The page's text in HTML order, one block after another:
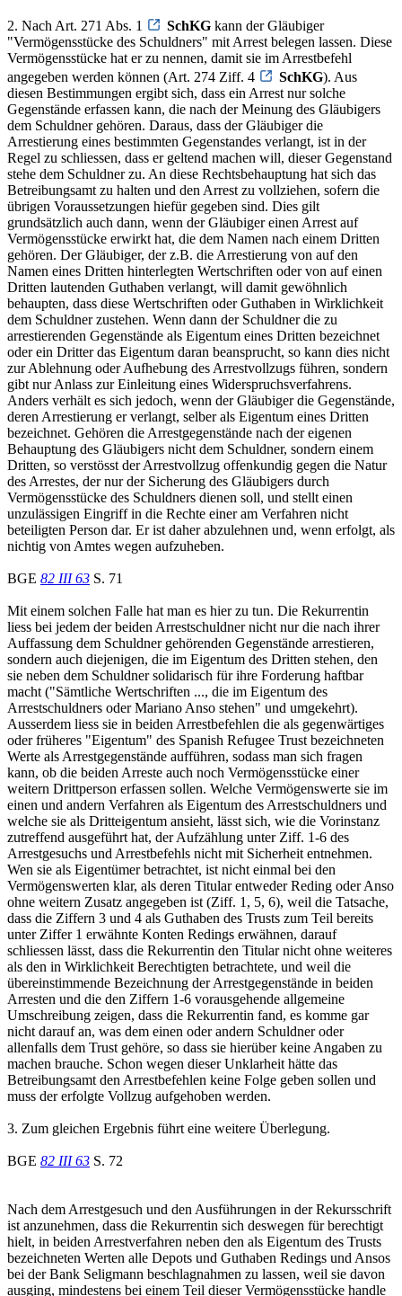
2. Nach Art. 271 Abs. 1 SchKG kann der Gläubiger
"Vermögensstücke des Schuldners" mit Arrest belegen lassen. Diese
Vermögensstücke hat er zu nennen, damit sie im Arrestbefehl
angegeben werden können (Art. 274 Ziff. 4
SchKG). Aus
diesen Bestimmungen ergibt sich, dass ein Arrest nur solche
Gegenstände erfassen kann, die nach der Meinung des Gläubigers
dem Schuldner gehören. Daraus, dass der Gläubiger die
Arrestierung eines bestimmten Gegenstandes verlangt, ist in der
Regel zu schliessen, dass er geltend machen will, dieser Gegenstand
stehe dem Schuldner zu. An diese Rechtsbehauptung hat sich das
Betreibungsamt zu halten und den Arrest zu vollziehen, sofern die
übrigen Voraussetzungen hiefür gegeben sind. Dies gilt
grundsätzlich auch dann, wenn der Gläubiger einen Arrest auf
Vermögensstücke erwirkt hat, die dem Namen nach einem Dritten
gehören. Der Gläubiger, der z.B. die Arrestierung von auf den
Namen eines Dritten hinterlegten Wertschriften oder von auf einen
Dritten lautenden Guthaben verlangt, will damit gewöhnlich
behaupten, dass diese Wertschriften oder Guthaben in Wirklichkeit
dem Schuldner zustehen. Wenn dann der Schuldner die zu
arrestierenden Gegenstände als Eigentum eines Dritten bezeichnet
oder ein Dritter das Eigentum daran beansprucht, so kann dies nicht
zur Ablehnung oder Aufhebung des Arrestvollzugs führen, sondern
gibt nur Anlass zur Einleitung eines Widerspruchsverfahrens.
Anders verhält es sich jedoch, wenn der Gläubiger die Gegenstände,
deren Arrestierung er verlangt, selber als Eigentum eines Dritten
bezeichnet. Gehören die Arrestgegenstände nach der eigenen
Behauptung des Gläubigers nicht dem Schuldner, sondern einem
Dritten, so verstösst der Arrestvollzug offenkundig gegen die Natur
des Arrestes, der nur der Sicherung des Gläubigers durch
Vermögensstücke des Schuldners dienen soll, und stellt einen
unzulässigen Eingriff in die Rechte einer am Verfahren nicht
beteiligten Person dar. Er ist daher abzulehnen und, wenn erfolgt, als
nichtig von Amtes wegen aufzuheben.
BGE 82 III 63 S. 71
Mit einem solchen Falle hat man es hier zu tun. Die Rekurrentin
liess bei jedem der beiden Arrestschuldner nicht nur die nach ihrer
Auffassung dem Schuldner gehörenden Gegenstände arrestieren,
sondern auch diejenigen, die im Eigentum des Dritten stehen, den
sie neben dem Schuldner solidarisch für ihre Forderung haftbar
macht ("Sämtliche Wertschriften ..., die im Eigentum des
Arrestschuldners oder Mariano Anso stehen" und umgekehrt).
Ausserdem liess sie in beiden Arrestbefehlen die als gegenwärtiges
oder früheres "Eigentum" des Spanish Refugee Trust bezeichneten
Werte als Arrestgegenstände aufführen, sodass man sich fragen
kann, ob die beiden Arreste auch noch Vermögensstücke einer
weitern Drittperson erfassen sollen. Welche Vermögenswerte sie im
einen und andern Verfahren als Eigentum des Arrestschuldners und
welche sie als Dritteigentum ansieht, lässt sich, wie die Vorinstanz
zutreffend ausgeführt hat, der Aufzählung unter Ziff. 1-6 des
Arrestgesuchs und Arrestbefehls nicht mit Sicherheit entnehmen.
Wen sie als Eigentümer betrachtet, ist nicht einmal bei den
Vermögenswerten klar, als deren Titular entweder Reding oder Anso
ohne weitern Zusatz angegeben ist (Ziff. 1, 5, 6), weil die Tatsache,
dass die Ziffern 3 und 4 als Guthaben des Trusts zum Teil bereits
unter Ziffer 1 erwähnte Konten Redings erwähnen, darauf
schliessen lässt, dass die Rekurrentin den Titular nicht ohne weiteres
als den in Wirklichkeit Berechtigten betrachtete, und weil die
übereinstimmende Bezeichnung der Arrestgegenstände in beiden
Arresten und die den Ziffern 1-6 vorausgehende allgemeine
Umschreibung zeigen, dass die Rekurrentin fand, es komme gar
nicht darauf an, was dem einen oder andern Schuldner oder
allenfalls dem Trust gehöre, so dass sie hierüber keine Angaben zu
machen brauche. Schon wegen dieser Unklarheit hätte das
Betreibungsamt den Arrestbefehlen keine Folge geben sollen und
muss der erfolgte Vollzug aufgehoben werden.
3. Zum gleichen Ergebnis führt eine weitere Überlegung.
BGE 82 III 63 S. 72
Nach dem Arrestgesuch und den Ausführungen in der Rekursschrift
ist anzunehmen, dass die Rekurrentin sich deswegen für berechtigt
hielt, in beiden Arrestverfahren neben den als Eigentum des Trusts
bezeichneten Werten alle Depots und Guthaben Redings und Ansos
bei der Bank Seligmann beschlagnahmen zu lassen, weil sie davon
ausging, mindestens bei einem Teil dieser Vermögensstücke handle